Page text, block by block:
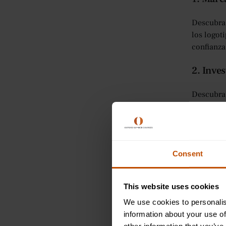
Consent
This website uses cookies
We use cookies to
information about your use
los
2.
Aprenda
clientes
4.